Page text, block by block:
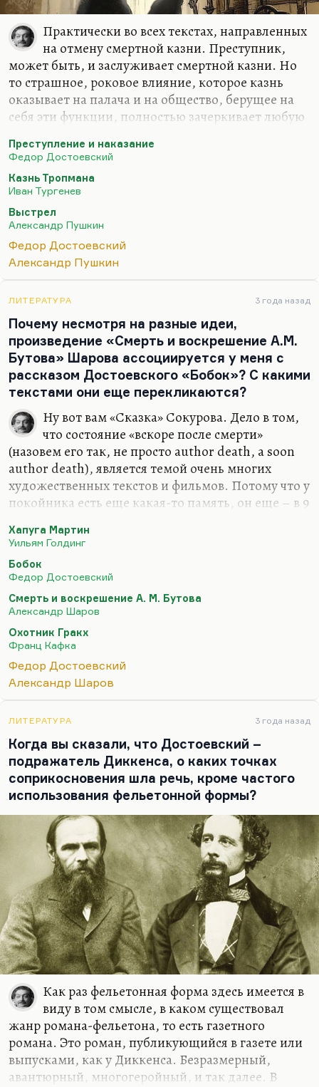
Практически во всех текстах, направленных
на отмену смертной казни. Преступник,
может быть, и заслуживает смертной казни. Но
то страшное, роковое влияние, которое казнь
оказывает на палача и на общество, берущее на
себя эти функции, полностью зачеркивает любую
мести. Общество, которое берет на себя
полномочия убийцы, по определению становится
убийцей. Казнь бывает заслуженной, я чисто по-
человечески многим желаю смерти. Но я
понимаю, что осуществлять эту программу я не
готов. Потому что, наверное, как показал
Достоевский, в определенном аспекте вы
разрушаете сами себя, когда за это беретесь.
Если брать тексты, где эта мысль…
Преступление и наказание
Федор Достоевский
Казнь Тропмана
Иван Тургенев
Выстрел
Александр Пушкин
Федор Достоевский
Александр Пушкин
ЛИТЕРАТУРА 3 года назад
Почему несмотря на разные идеи,
произведение «Смерть и воскрешение А.М.
Бутова» Шарова ассоциируется у меня с
рассказом Достоевского «Бобок»? С какими
текстами они еще перекликаются?
Ну вот вам «Сказка» Сокурова. Дело в том,
что состояние «вскоре после смерти»
(назовем его так, не просто author death, а soon
author death), является темой очень многих
художественных текстов и фильмов. Потому что у
покойника есть еще какая-то память, он еще – в 9
снестись с живыми и что-то им передать, что-то
от них узнать, прежде чем перейдет в другие
сферы. Вообще мне кажется, что эти 40
последних дней блуждания (например, как
посмертные мытарства в рассказе Пелевина
«Вести из Непала») могли бы стать хорошей
идеей для художественного текста. И в конце это
абсолютное прощание, это полное втягивание
куда-то.
Хапуга Мартин
Уильям Голдинг
Бобок
Федор Достоевский
Смерть и воскрешение А. М. Бутова
Александр Шаров
Охотник Гракх
Франц Кафка
Федор Достоевский
Александр Шаров
ЛИТЕРАТУРА 3 года назад
Когда вы сказали, что Достоевский –
подражатель Диккенса, о каких точках
соприкосновения шла речь, кроме частого
использования фельетонной формы?
Как раз фельетонная форма здесь имеется в
виду в том смысле, в каком существовал
жанр романа-фельетона, то есть газетного
романа. Это роман, публикующийся в газете или
выпусками, как у Диккенса. Безразмерный,
авантюрный, многогеройный, и так далее. В